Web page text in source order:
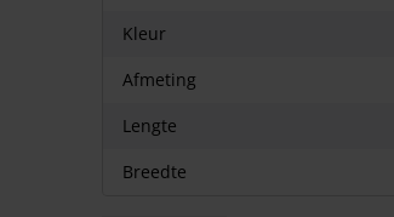
Kleur
Afmeting
Lengte
Breedte